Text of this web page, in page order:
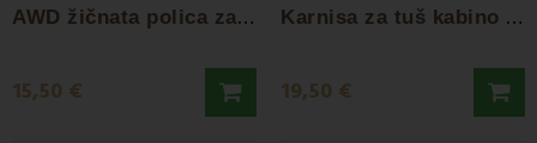
A
WD žičnata polica za kopalno kad
15,50 €
K
arnisa za tuš kabino 90x3x90 cm AWD
19,50 €